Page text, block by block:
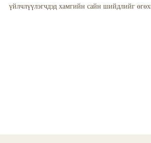
үйлчлүүлэгчдэд хамгийн сайн шийдлийг